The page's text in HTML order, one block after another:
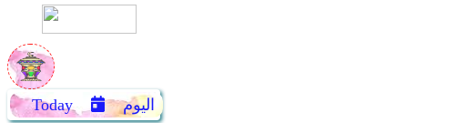
Today اليوم